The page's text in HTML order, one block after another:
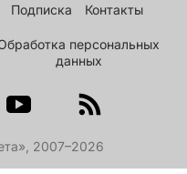
Подписка Контакты
персональных
данных
2007–2026